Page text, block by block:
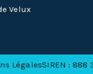
Velux
LégalesSIREN : 888